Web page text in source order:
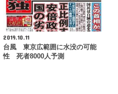
2019.10.11
台風 東京広範囲に水没の可能
性 死者8000人予測